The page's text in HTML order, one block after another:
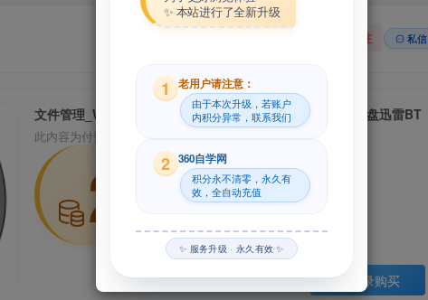
关注 私信
文件管理_Win_TeraCopy 3.8.5 Free资源下载地址_百度网盘迅雷BT
此内容为付费资源，请付费后查看
29
登录购买
✨ 本站进行了全新升级
1 老用户请注意：
由于本次升级，若账户
内积分异常，联系我们
2 360自学网
积分永不清零，永久有
效，全自动充值
✨ 服务升级 · 永久有效 ✨